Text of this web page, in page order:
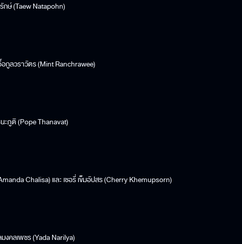
ษ์ (Taew Natapohn)
ลวราวัตร (Mint Ranchrawee)
ะภูติ (Pope Thanavat)
Chalisa) และ เชอรี่ เข็มอัปสร (Cherry Khemupsorn)
คลเพชร (Yada Narilya)